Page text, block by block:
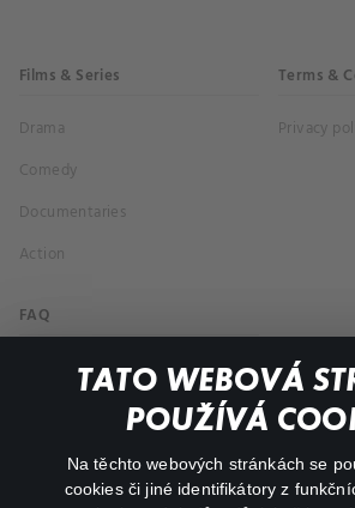
TATO WEBOVÁ
POUŽÍVÁ
Na těchto webových stránkách se
cookies či jiné identifikátory z
Films & Series
Drama
Comedy
Documentaries
Action
Terms &
Privacy
FAQ
My profile
facebook